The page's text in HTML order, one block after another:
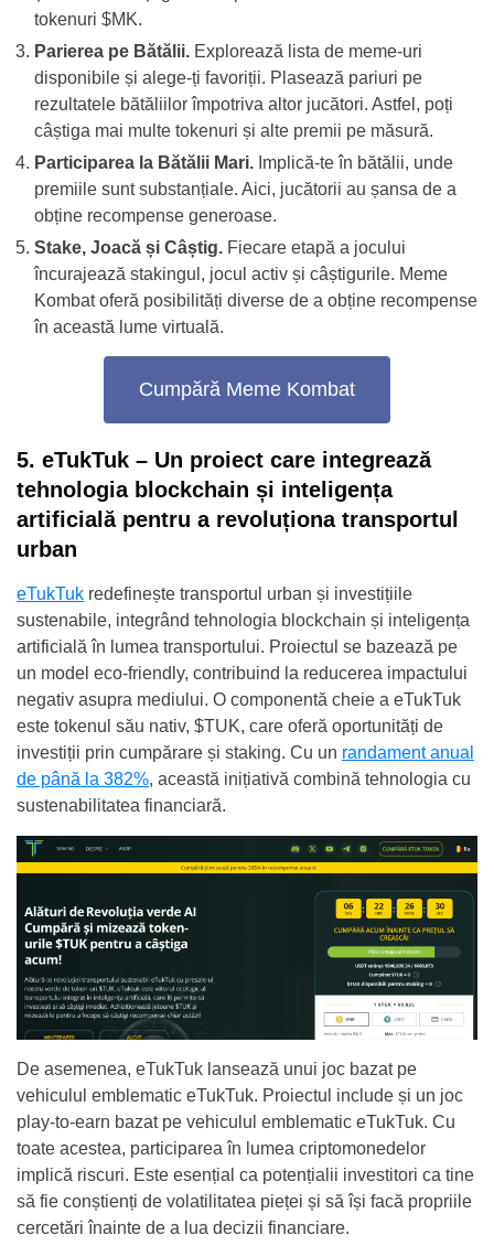
tokenuri $MK.
Parierea pe Bătălii.Explorează lista de meme-uri
disponibile și alege-ți favoriții. Plasează pariuri pe
rezultatele bătăliilor împotriva altor jucători. Astfel, poți
câștiga mai multe tokenuri și alte premii pe măsură.
Participarea la Bătălii Mari.Implică-te în bătălii, unde
premiile sunt substanțiale. Aici, jucătorii au șansa de a
obține recompense generoase.
Stake, Joacă și Câștig.Fiecare etapă a jocului
încurajează stakingul, jocul activ și câștigurile. Meme
Kombat oferă posibilități diverse de a obține recompense
în această lume virtuală.
Cumpără Meme Kombat
5. eTukTuk – Un proiect care integrează
tehnologia blockchain și inteligența
artificială pentru a revoluționa transportul
urban
eTukTuk redefinește transportul urban și investițiile
sustenabile, integrând tehnologia blockchain și inteligența
artificială în lumea transportului. Proiectul se bazează pe
un model eco-friendly, contribuind la reducerea impactului
negativ asupra mediului. O componentă cheie a eTukTuk
este tokenul său nativ, $TUK, care oferă oportunități de
investiții prin cumpărare și staking. Cu un randament anual
de până la 382%, această inițiativă combină tehnologia cu
sustenabilitatea financiară.
De asemenea, eTukTuk lansează unui joc bazat pe
vehiculul emblematic eTukTuk. Proiectul include și un joc
play-to-earn bazat pe vehiculul emblematic eTukTuk. Cu
toate acestea, participarea în lumea criptomonedelor
implică riscuri. Este esențial ca potențialii investitori ca tine
să fie conștienți de volatilitatea pieței și să își facă propriile
cercetări înainte de a lua decizii financiare.